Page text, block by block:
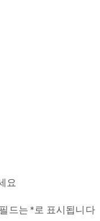
요
드는 * 로 표시됩니다